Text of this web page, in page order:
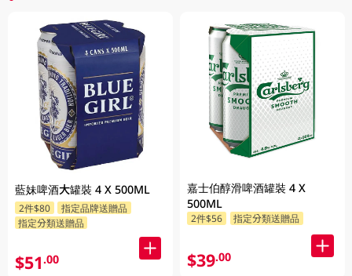
藍妹啤酒大罐裝 4 X 500ML
2件$80
指定品牌送贈品
指定分類送贈品
$51.00
嘉士伯醇滑啤酒罐裝 4 X
500ML
2件$56 指定分類送贈品
$39.00